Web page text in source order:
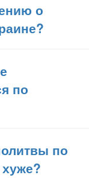
о
по
по